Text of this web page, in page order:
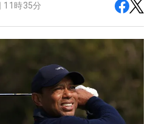
11時35分